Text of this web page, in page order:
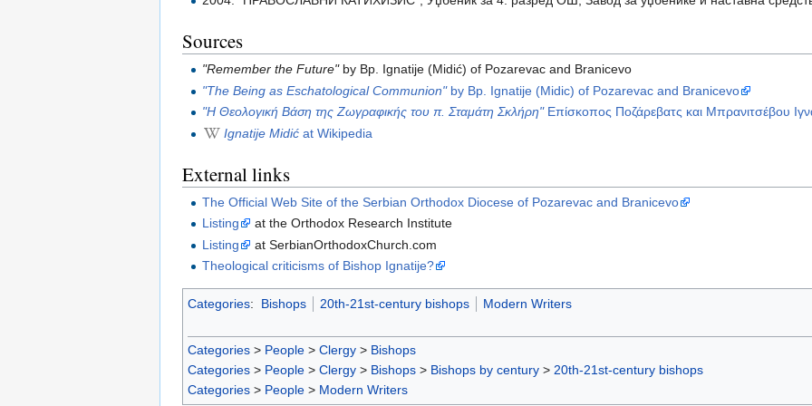
Sources
"Remember the Future"by Bp. Ignatije (Midić) of Pozarevac and Branicevo
"The Being as Eschatological Communion"by Bp. Ignatije (Midic) of Pozarevac and Branicevo
"Η Θεολογική Βάση της Ζωγραφικής του π. Σταμάτη Σκλήρη"Επίσκοπος Ποζάρεβατς και Μπρανιτσέβου
Ignatije Midić at Wikipedia
External links
The Official Web Site of the Serbian Orthodox Diocese of Pozarevac and Branicevo
Listing
at the Orthodox Research Institute
Listing
at SerbianOrthodoxChurch.com
Theological criticisms of Bishop Ignatije?
Categories: Bishops 20th-21st-century bishops Modern Writers
Categories > People > Clergy > Bishops
Categories > People > Clergy > Bishops > Bishops by century > 20th-21st-century bishops
Categories > People > Modern Writers